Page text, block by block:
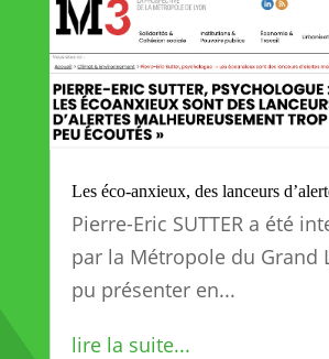
Les éco-anxieux, des lanceurs
Pierre-Eric SUTTER a été
par la Métropole du Grand
pu présenter en...
lire la suite...